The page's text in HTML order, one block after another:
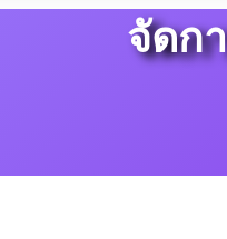
จัดก